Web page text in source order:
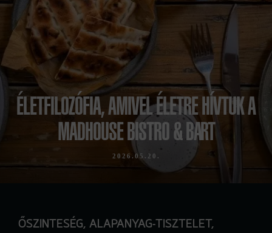
ÉLETFILOZÓFIA, AMIVEL ÉLETRE HÍVTUK A
MADHOUSE BISTRO & BART
2026.05.20.
ŐSZINTESÉG, ALAPANYAG-TISZTELET,